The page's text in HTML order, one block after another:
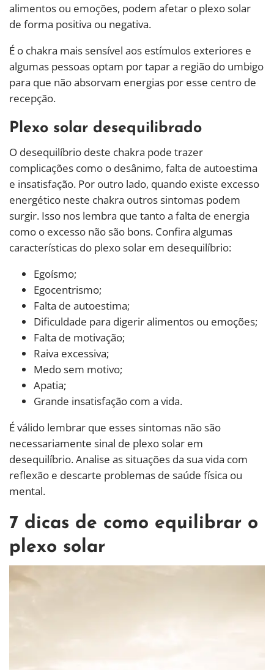
alimentos ou emoções, podem afetar o plexo solar
de forma positiva ou negativa.
É o chakra mais sensível aos estímulos exteriores e
algumas pessoas optam por tapar a região do umbigo
para que não absorvam energias por esse centro de
recepção.
Plexo solar desequilibrado
O desequilíbrio deste chakra pode trazer
complicações como o desânimo, falta de autoestima
e insatisfação. Por outro lado, quando existe excesso
energético neste chakra outros sintomas podem
surgir. Isso nos lembra que tanto a falta de energia
como o excesso não são bons. Confira algumas
características do plexo solar em desequilíbrio:
Egoísmo;
Egocentrismo;
Falta de autoestima;
Dificuldade para digerir alimentos ou emoções;
Falta de motivação;
Raiva excessiva;
Medo sem motivo;
Apatia;
Grande insatisfação com a vida.
É válido lembrar que esses sintomas não são
necessariamente sinal de plexo solar em
desequilíbrio. Analise as situações da sua vida com
reflexão e descarte problemas de saúde física ou
mental.
7 dicas de como equilibrar o
plexo solar